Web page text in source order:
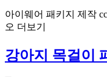
아이웨어 패키지 제작
오 더보기
강아지 목걸이